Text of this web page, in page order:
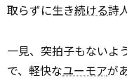
取らずに生き続ける詩
一見、突拍子もないよ
で、軽快なユーモアが